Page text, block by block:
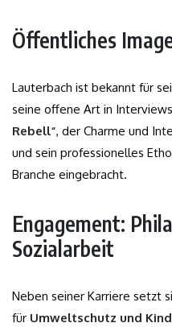
Öffentliches
Lauterbach ist bekannt für
seine offene Art in
Rebell“, der Charme und
und sein professionelles
Branche eingebracht.
Engagement:
Sozialarbeit
Neben seiner Karriere setzt
für Umweltschutz und